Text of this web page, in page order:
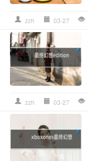
zzh 03-27
zzh 03-27